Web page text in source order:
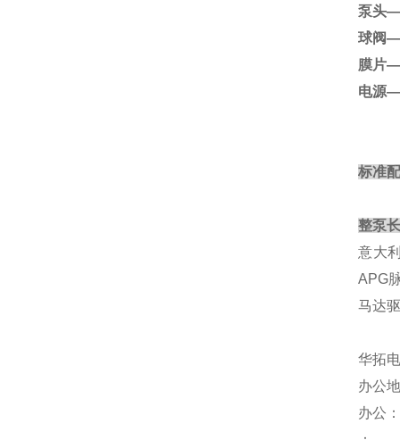
泵头
球阀—
膜片—
电源—
标准
整泵
意大
APG
马达
华拓
办公
办公：